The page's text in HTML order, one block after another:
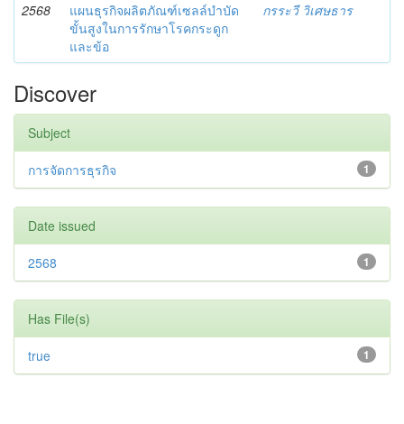
2568
แผนธุรกิจผลิตภัณฑ์เซลล์บำบัด
ขั้นสูงในการรักษาโรคกระดูก
และข้อ
กรระวี วิเศษธาร
Discover
Subject
1
การจัดการธุรกิจ
Date issued
1
2568
Has File(s)
1
true